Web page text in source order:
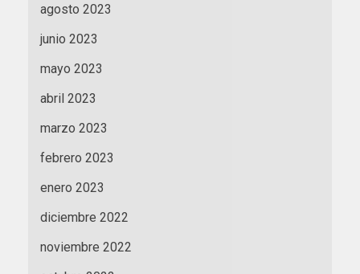
agosto 2023
junio 2023
mayo 2023
abril 2023
marzo 2023
febrero 2023
enero 2023
diciembre 2022
noviembre 2022